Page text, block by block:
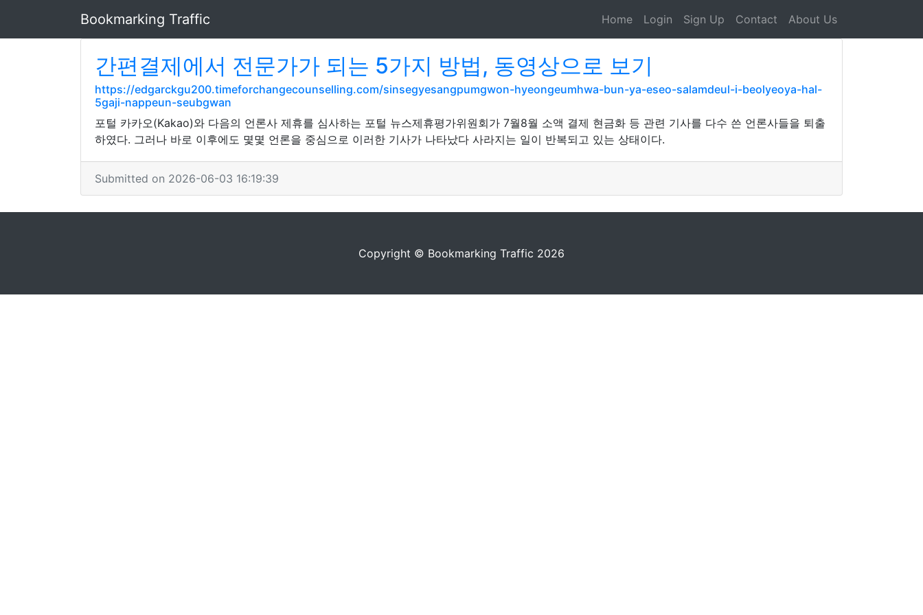
Bookmarking Traffic Home Login Sign Up Contact About Us
간편결제에서 전문가가 되는 5가지 방법, 동영상으로 보기
https://edgarckgu200.timeforchangecounselling.com/sinsegyesangpumgwon-hyeongeumhwa-bun-ya-eseo-salamdeul-i-beolyeoya-hal-
5gaji-nappeun-seubgwan
포털 카카오(Kakao)와 다음의 언론사 제휴를 심사하는 포털 뉴스제휴평가위원회가 7월8월 소액 결제 현금화 등 관련 기사를 다수 쓴 언론사들을 퇴출
하였다. 그러나 바로 이후에도 몇몇 언론을 중심으로 이러한 기사가 나타났다 사라지는 일이 반복되고 있는 상태이다.
Submitted on 2026-06-03 16:19:39
Copyright © Bookmarking Traffic 2026